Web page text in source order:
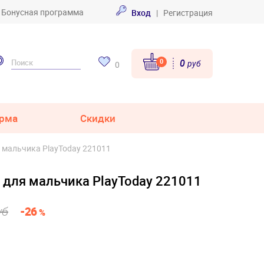
Бонусная программа Вход | Регистрация
0 0 0 руб
Скидки
PlayToday 221011
мальчика PlayToday 221011
-26%